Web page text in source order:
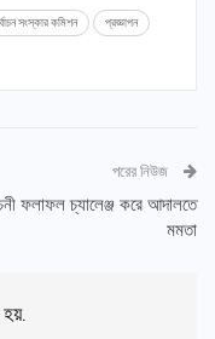
সংস্কার কমিশন প্রজ্ঞাপন
পরের নিউজ
ফলাফল চ্যালেঞ্জ করে আদালতে
মমতা